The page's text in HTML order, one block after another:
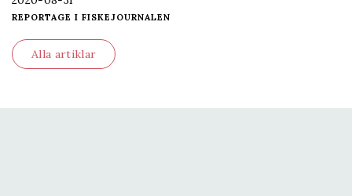
REPORTAGE I FISKEJOURNALEN
Alla artiklar